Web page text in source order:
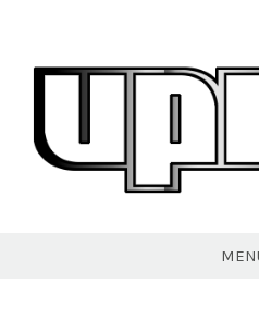
content